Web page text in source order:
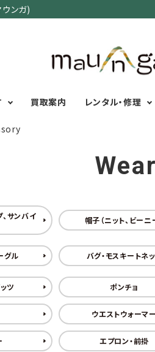
ンガ)
Wear
Accessory
Wear
Gear
Gear
＆ Shelter
Gear
サイズで選ぶ
XXSXSSMLXLXXL
WOMENS
XXSXSSMLXL
UNISEX
MLXL
買取案内 レンタル・修理
、サンバイ
帽子（ニット、ビーニ
グル バグ・モスキートネ
ツ ポンチョ
ウエストウォーマー
エプロン・前掛